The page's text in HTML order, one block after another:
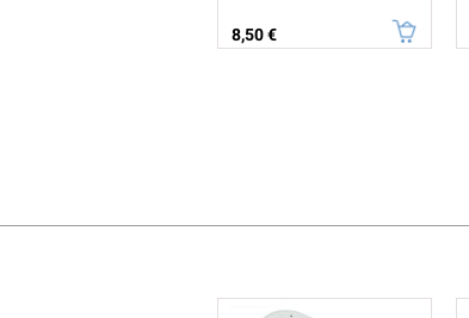
Prix
8,50 €